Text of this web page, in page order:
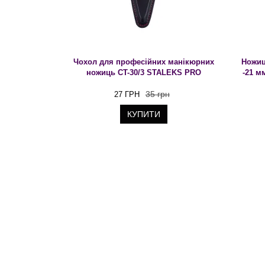
Чохол для професійних манікюрних
ножиць CT-30/3 STALEKS PRO
27 ГРН 35 грн
КУПИТИ
-21